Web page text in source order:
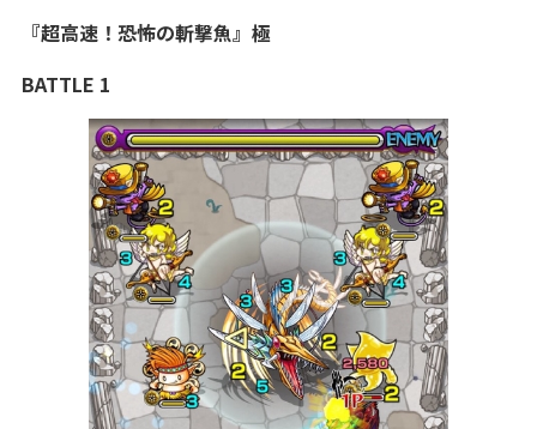
『超高速！恐怖の斬撃魚』極
BATTLE 1